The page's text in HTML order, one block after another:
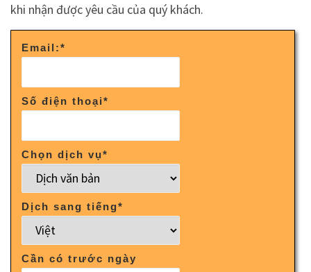
khi nhận được yêu cầu của quý khách.
Email:*
Số điện thoại*
Chọn dịch vụ*
Dịch sang tiếng*
Cần có trước ngày